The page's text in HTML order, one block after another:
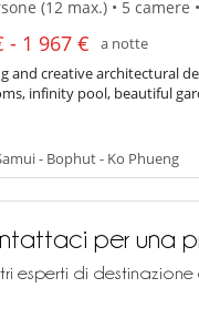
(12 max.) • 5 camere
- 1 967 €
a notte
and creative architectural
infinity pool, beautiful
- Bophut - Ko Phueng
per una
esperti di